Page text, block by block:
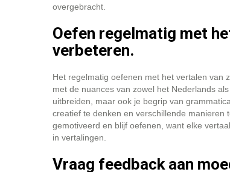
overgebracht.
Oefen regelmatig met
verbeteren.
Het regelmatig oefenen met het vertalen van
met de nuances van zowel het Nederlands
uitbreiden, maar ook je begrip van
creatief te denken en verschillende
gemotiveerd en blijf oefenen, want elke
in vertalingen.
Vraag feedback aan